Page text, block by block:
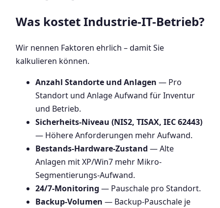
Was kostet Industrie-IT-Betrieb?
Wir nennen Faktoren ehrlich – damit Sie
kalkulieren können.
Anzahl Standorte und Anlagen — Pro
Standort und Anlage Aufwand für Inventur
und Betrieb.
Sicherheits-Niveau (NIS2, TISAX, IEC 62443)
— Höhere Anforderungen mehr Aufwand.
Bestands-Hardware-Zustand — Alte
Anlagen mit XP/Win7 mehr Mikro-
Segmentierungs-Aufwand.
24/7-Monitoring — Pauschale pro Standort.
Backup-Volumen — Backup-Pauschale je